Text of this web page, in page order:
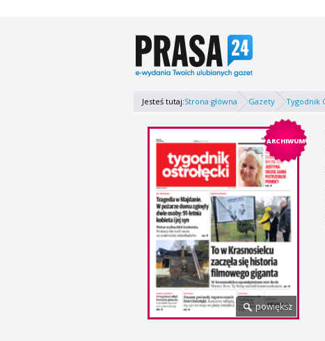
Jesteś tutaj:Strona główna Gazety Tygodnik
ARCHIWUM
powiększ